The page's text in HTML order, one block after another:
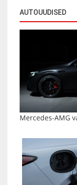
AUTOUUDISED
Mercedes-AMG